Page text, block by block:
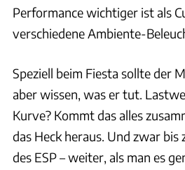
Performance wichtiger ist als
verschiedene Ambiente-
Speziell beim Fiesta sollte der
aber wissen, was er tut.
Kurve? Kommt das alles
das Heck heraus. Und zwar
des ESP – weiter, als man es